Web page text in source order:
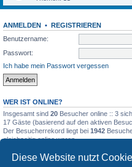
Diese Website nutzt
ANMELDEN • REGISTRIEREN
Benutzername:
Passwort:
Ich habe mein Passwort vergessen
WER IST ONLINE?
Insgesamt sind 20 Besucher online :: 3
17 Gäste (basierend auf den aktiven
Der Besucherrekord liegt bei 1942
gleichzeitig online waren.
STATISTIK